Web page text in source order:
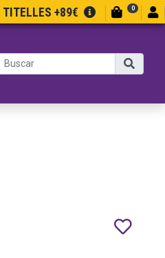
TITELLES +89€ 0